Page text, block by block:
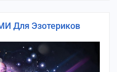
Для Эзотериков